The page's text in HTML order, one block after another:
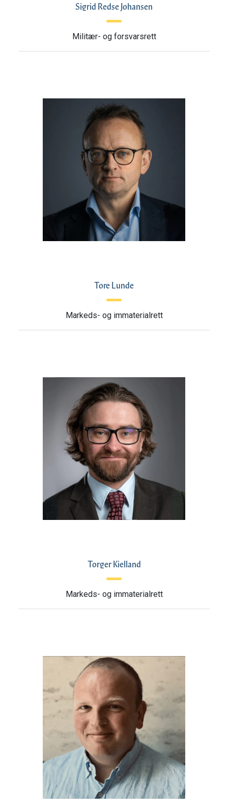
Sigrid Redse Johansen
Militær- og forsvarsrett
Tore Lunde
Markeds- og immaterialrett
Torger Kielland
Markeds- og immaterialrett